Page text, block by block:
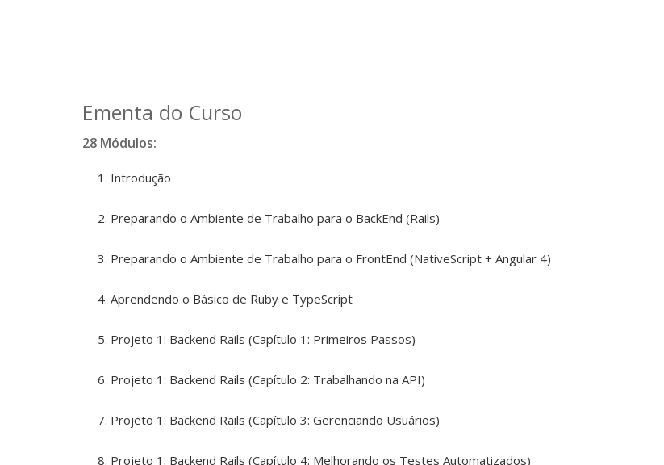
Ementa do Curso
28 Módulos:
Introdução
Preparando o Ambiente de Trabalho para o BackEnd (Rails)
Preparando o Ambiente de Trabalho para o FrontEnd (NativeScript + Angular 4)
Aprendendo o Básico de Ruby e TypeScript
Projeto 1: Backend Rails (Capítulo 1: Primeiros Passos)
Projeto 1: Backend Rails (Capítulo 2: Trabalhando na API)
Projeto 1: Backend Rails (Capítulo 3: Gerenciando Usuários)
Projeto 1: Backend Rails (Capítulo 4: Melhorando os Testes Automatizados)